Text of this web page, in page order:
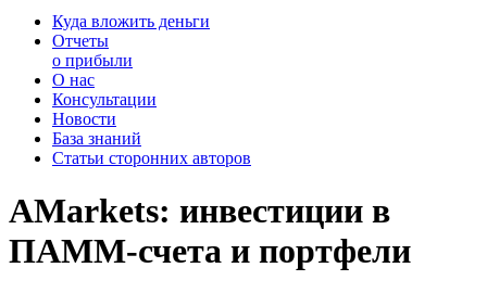
Куда вложить деньги
Отчеты
о прибыли
О нас
Консультации
Новости
База знаний
Статьи сторонних авторов
AMarkets: инвестиции в
ПАММ-счета и портфели